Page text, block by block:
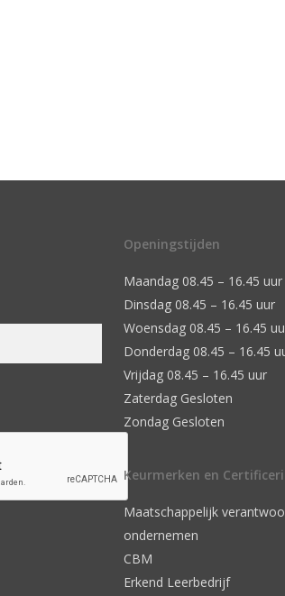
Openingstijden
Maandag 08.45 – 16.45 uur
Dinsdag 08.45 – 16.45 uur
Woensdag 08.45 – 16.45
Donderdag 08.45 – 16.45
Vrijdag 08.45 – 16.45 uur
Zaterdag Gesloten
Zondag Gesloten
Keurmerken en
Maatschappelijk
ondernemen
CBM
Erkend Leerbedrijf